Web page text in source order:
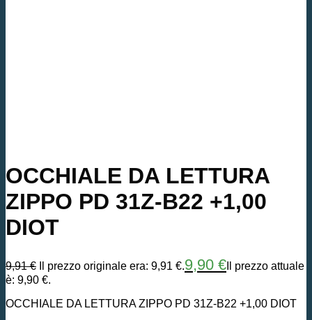
OCCHIALE DA LETTURA
ZIPPO PD 31Z-B22 +1,00
DIOT
9,91€ Il prezzo originale era: 9,91 €.9,90 € Il prezzo attuale
è: 9,90 €.
OCCHIALE DA LETTURA ZIPPO PD 31Z-B22 +1,00 DIOT